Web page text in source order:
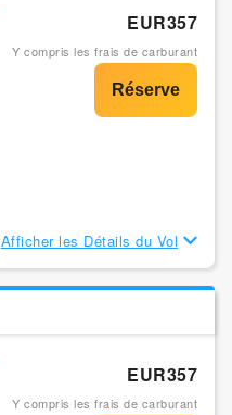
EUR357
Y compris les frais de carburant
Afficher les Détails du Vol
EUR357
Y compris les frais de carburant